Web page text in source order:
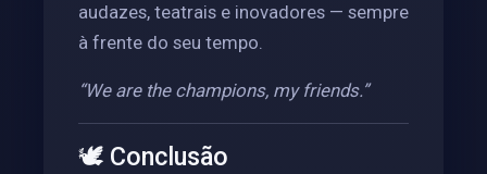
audazes, teatrais e inovadores — sempre
à frente do seu tempo.
“We are the champions, my friends.”
🕊️ Conclusão